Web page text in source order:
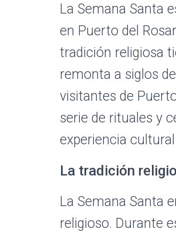
La Semana Santa
en Puerto del
tradición religiosa
remonta a siglos
visitantes de
serie de rituales y
experiencia
La tradición
La Semana Santa
religioso. Durante